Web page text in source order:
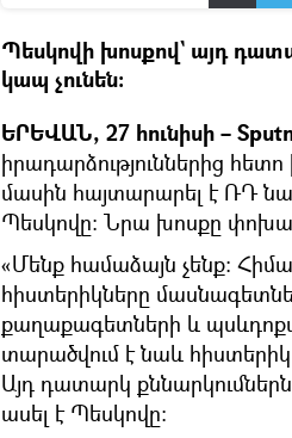
Պեսկովի խոսքով` այդ
կապ չունեն։
ԵՐԵՎԱՆ, 27 հունիսի –
իրադարձություններից
մասին հայտարարել է ՌԴ
Պեսկովը։ Նրա խոսքը
«Մենք համաձայն չենք։
հիստերիկները
քաղաքագետների և
տարածվում է նաև
Այդ դատարկ
ասել է Պեսկովը։